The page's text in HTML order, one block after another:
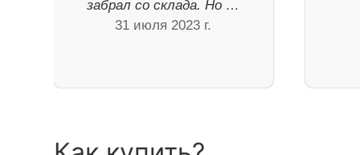
забрал со склада. Но …
31 июля 2023 г.